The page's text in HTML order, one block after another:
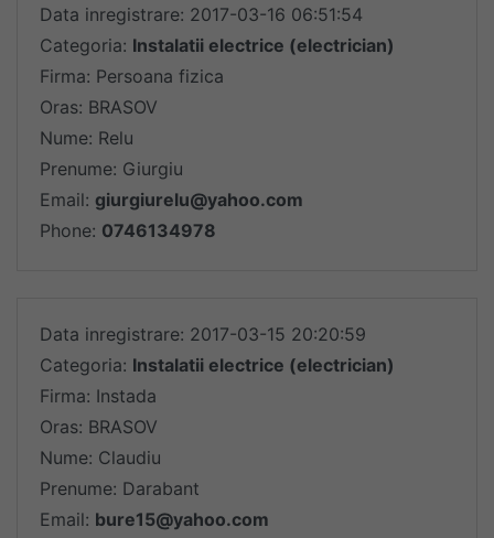
Data inregistrare: 2017-03-16 06:51:54
Categoria: Instalatii electrice (electrician)
Firma: Persoana fizica
Oras: BRASOV
Nume: Relu
Prenume: Giurgiu
Email: giurgiurelu@yahoo.com
Phone: 0746134978
Data inregistrare: 2017-03-15 20:20:59
Categoria: Instalatii electrice (electrician)
Firma: Instada
Oras: BRASOV
Nume: Claudiu
Prenume: Darabant
Email: bure15@yahoo.com